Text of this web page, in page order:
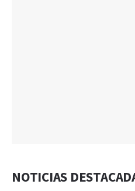
NOTICIAS